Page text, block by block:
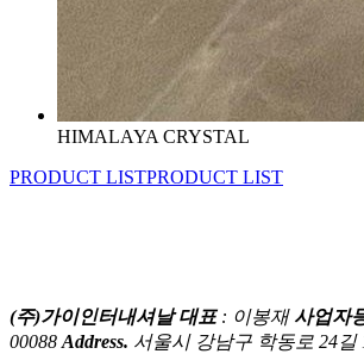
HIMALAYA CRYSTAL
PRODUCT LISTPRODUCT LIST
(주)가이인터내셔날 대표: 이봉재 사업자
00088 Address. 서울시 강남구 학동로 24길